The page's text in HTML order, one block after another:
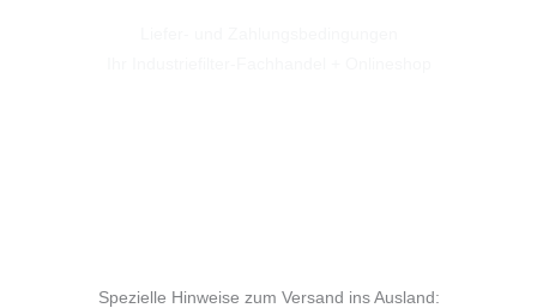
Spezielle Hinweise zum Versand ins Ausland: